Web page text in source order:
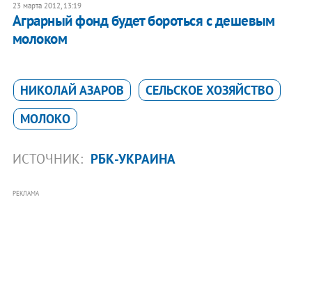
23 марта 2012, 13:19
Аграрный фонд будет бороться с дешевым
молоком
НИКОЛАЙ АЗАРОВ
СЕЛЬСКОЕ ХОЗЯЙСТВО
МОЛОКО
ИСТОЧНИК: РБК-УКРАИНА
РЕКЛАМА